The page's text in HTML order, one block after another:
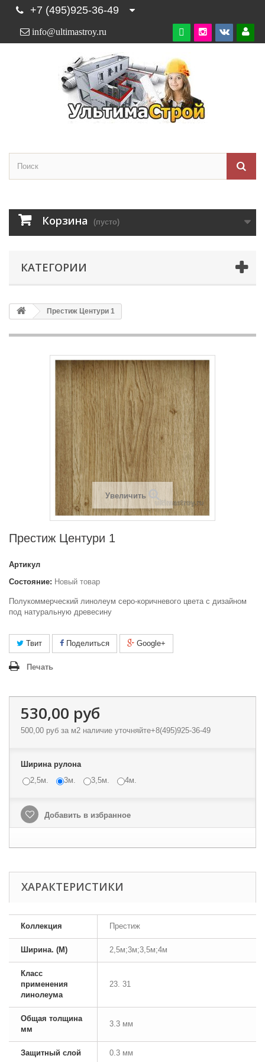
+7 (495)925-36-49

info@ultimastroy.ru
Корзина (пусто)
КАТЕГОРИИ
Престиж Центури 1
Увеличить
Престиж Центури 1
Артикул
Состояние: Новый товар
Полукоммерческий линолеум серо-коричневого цвета с дизайном
под натуральную древесину
Твит Поделиться Google+
Печать
530,00 руб
500,00 руб за м2 наличие уточняйте+8(495)925-36-49
Ширина рулона
2,5м.
3м. 3,5м. 4м.
Добавить в избранное
ХАРАКТЕРИСТИКИ
Коллекция Престиж
Ширина. (М) 2,5м;3м;3,5м;4м
Класс
применения
линолеума
23. 31
Общая толщина
мм
3.3 мм
Защитный слой 0.3 мм